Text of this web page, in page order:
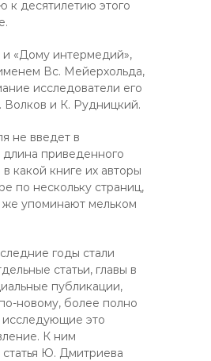
к десятилетию этого
«Дому интермедий»,
Вс. Мейерхольда,
исследователи его
Волков и К. Рудницкий.
не введет в
приведенного
какой книге их авторы
по нескольку страниц,
упоминают мельком
годы стали
статьи, главы в
публикации,
новому, более полно
исследующие это
К ним
Ю. Дмитриева